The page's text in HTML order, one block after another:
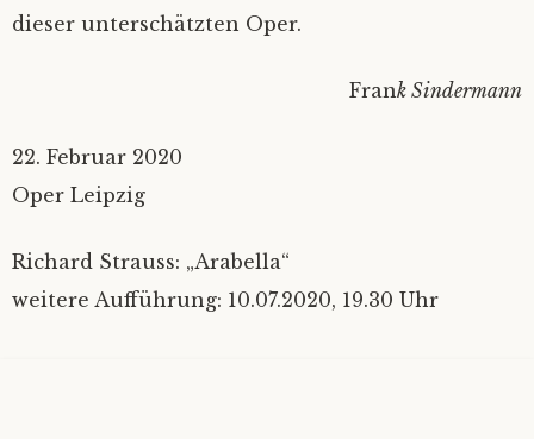
dieser unterschätzten Oper.
Frank Sindermann
22. Februar 2020
Oper Leipzig
Richard Strauss: „Arabella“
weitere Aufführung: 10.07.2020, 19.30 Uhr